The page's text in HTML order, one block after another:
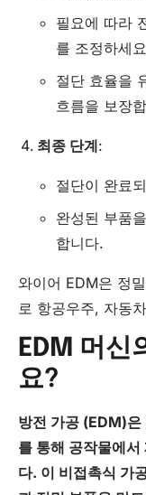
필요에 따라
를 조정하세
절단 효율을
흐름을 보장
최종 단계:
절단이 완료
완성된 부품
합니다.
와이어 EDM은 정
로 항공우주, 자동
EDM 머신
요?
방전 가공 (EDM)은
를 통해 공작물에
다. 이 비접촉식 가